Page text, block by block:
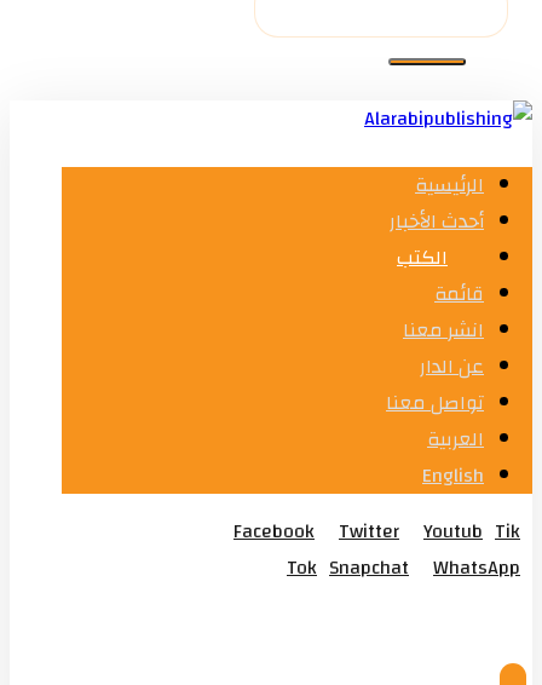
الرئيسية
أحدث الأخبار
الكتب
قائمة
انشر معنا
عن الدار
تواصل معنا
العربية
English
Facebook
Twitter Youtub Tik
Tok Snapchat
WhatsApp